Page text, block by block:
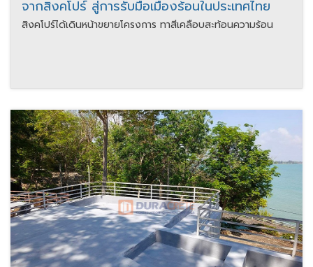
จากสิงคโปร์ สู่การรับมือเมืองร้อนในประเทศไทย
สิงคโปร์ได้เดินหน้าขยายโครงการ ทาสีเคลือบสะท้อนความร้อน